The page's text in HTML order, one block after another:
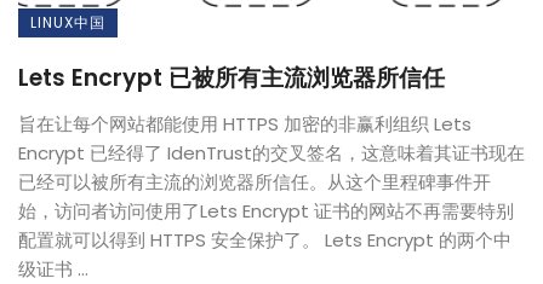
LINUX中国
Lets Encrypt 已被所有主流浏览器所信任
旨在让每个网站都能使用 HTTPS 加密的非赢利组织 Lets
Encrypt 已经得了 IdenTrust的交叉签名，这意味着其证书现在
已经可以被所有主流的浏览器所信任。从这个里程碑事件开
始，访问者访问使用了Lets Encrypt 证书的网站不再需要特别
配置就可以得到 HTTPS 安全保护了。 Lets Encrypt 的两个中
级证书 ...